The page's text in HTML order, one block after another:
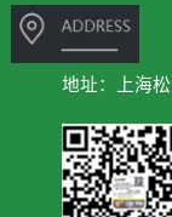
地址：上海